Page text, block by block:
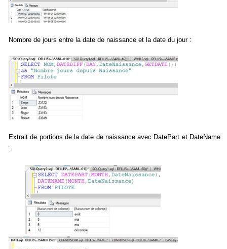
Nombre de jours entre la date de naissance et la date du jour :
Extrait de portions de la date de naissance avec DatePart et DateName
: